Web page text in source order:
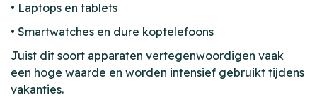
• Laptops en tablets
• Smartwatches en dure koptelefoons
Juist dit soort apparaten vertegenwoordigen vaak
een hoge waarde en worden intensief gebruikt tijdens
vakanties.